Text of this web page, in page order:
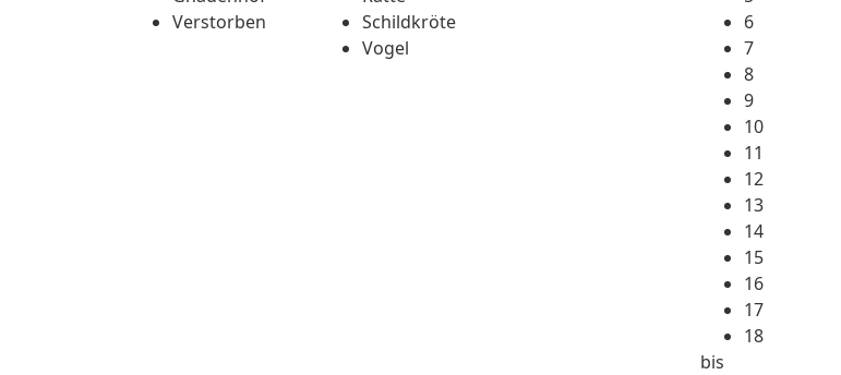
Verstorben
Schildkröte
Vogel
6
7
8
9
10
11
12
13
14
15
16
17
18
bis